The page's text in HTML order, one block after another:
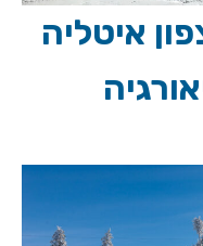
איטליה